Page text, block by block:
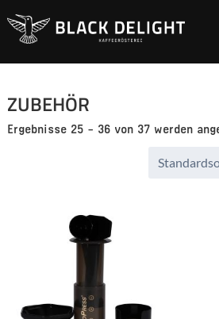
Startseite
ZUBEHÖR
Ergebnisse 25 – 36 von 37 werden